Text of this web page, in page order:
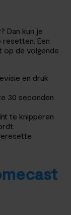
Dan kun je
Een
de volgende
en druk
30 seconden
te knipperen